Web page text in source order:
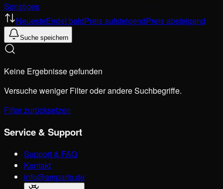
Sonstiges
NeuesteEndet baldPreis aufsteigendPreis absteigend
Suche speichern
Keine Ergebnisse gefunden
Versuche weniger Filter oder andere Suchbegriffe.
Filter zurücksetzen
Service & Support
Support & FAQ
Kontakt
info@ampario.de